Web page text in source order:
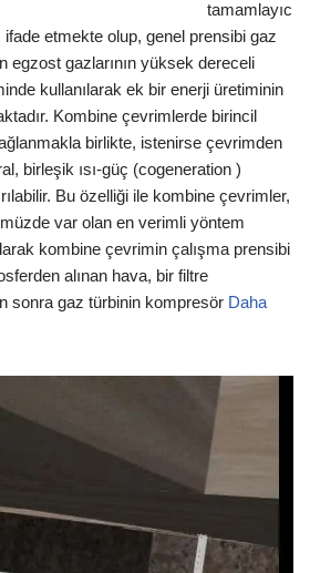
tamamlayıc
ifade etmekte olup, genel prensibi gaz
egzost gazlarının yüksek dereceli
kullanılarak ek bir enerji üretiminin
Kombine çevrimlerde birincil
birlikte, istenirse çevrimden
birleşik ısı-güç (cogeneration )
Bu özelliği ile kombine çevrimler,
var olan en verimli yöntem
kombine çevrimin çalışma prensibi
alınan hava, bir filtre
sonra gaz türbinin kompresör Daha